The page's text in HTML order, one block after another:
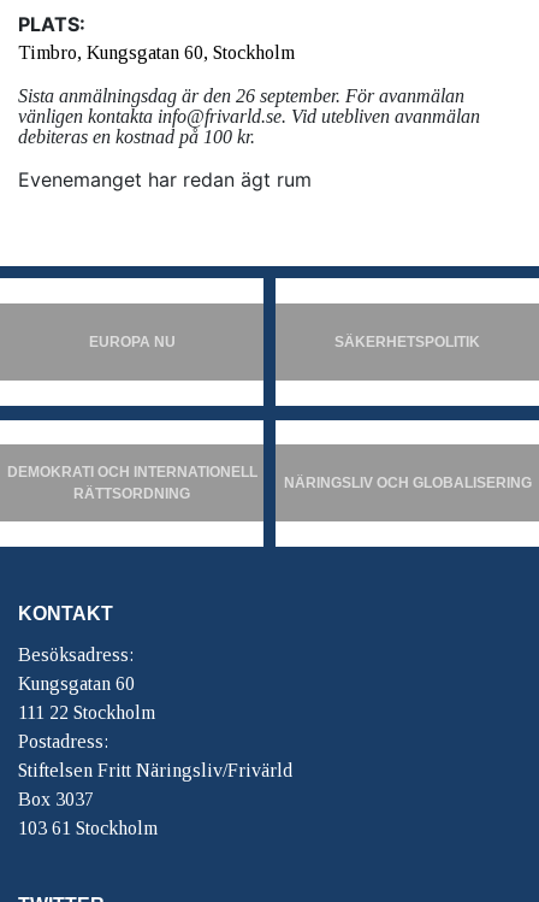
PLATS:
Timbro, Kungsgatan 60, Stockholm
Sista anmälningsdag är den 26 september. För avanmälan
vänligen kontakta info@frivarld.se. Vid utebliven avanmälan
debiteras en kostnad på 100 kr.
Evenemanget har redan ägt rum
EUROPA NU SÄKERHETSPOLITIK
DEMOKRATI OCH INTERNATIONELL
RÄTTSORDNING
NÄRINGSLIV OCH GLOBALISERING
KONTAKT
Besöksadress:
Kungsgatan 60
111 22 Stockholm
Postadress:
Stiftelsen Fritt Näringsliv/Frivärld
Box 3037
103 61 Stockholm